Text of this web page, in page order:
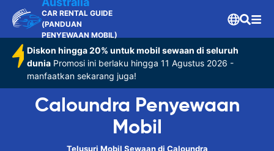
CAR RENTAL GUIDE
(PANDUAN
PENYEWAAN MOBIL)
Diskon hingga 20% untuk mobil sewaan di seluruh
dunia Promosi ini berlaku hingga 11 Agustus 2026 -
manfaatkan sekarang juga!
Caloundra Penyewaan
Mobil
Telusuri Mobil Sewaan di Caloundra